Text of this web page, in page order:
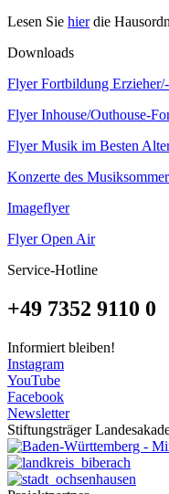
Lesen Sie hierdie
Downloads
Flyer Fortbildung
Flyer Inhouse/Outhouse-
Flyer Musik im Besten
Konzerte des
Imageflyer
Flyer Open Air
Service-Hotline
+49 7352 9110 0
Informiert bleiben!
Instagram
YouTube
Facebook
Newsletter
Stiftungsträger